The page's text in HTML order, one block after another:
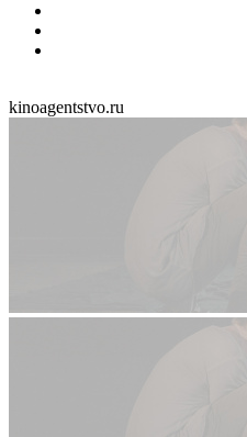
kinoagentstvo.ru